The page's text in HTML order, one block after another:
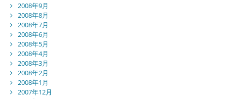
2008年9月
2008年8月
2008年7月
2008年6月
2008年5月
2008年4月
2008年3月
2008年2月
2008年1月
2007年12月